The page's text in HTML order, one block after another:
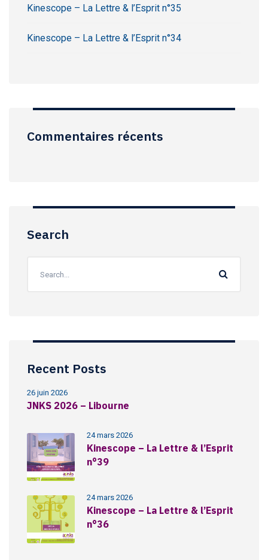
Kinescope – La Lettre & l’Esprit n°35
Kinescope – La Lettre & l’Esprit n°34
Commentaires récents
Search
Recent Posts
26 juin 2026
JNKS 2026 – Libourne
24 mars 2026
Kinescope – La Lettre & l’Esprit
n°39
24 mars 2026
Kinescope – La Lettre & l’Esprit
n°36